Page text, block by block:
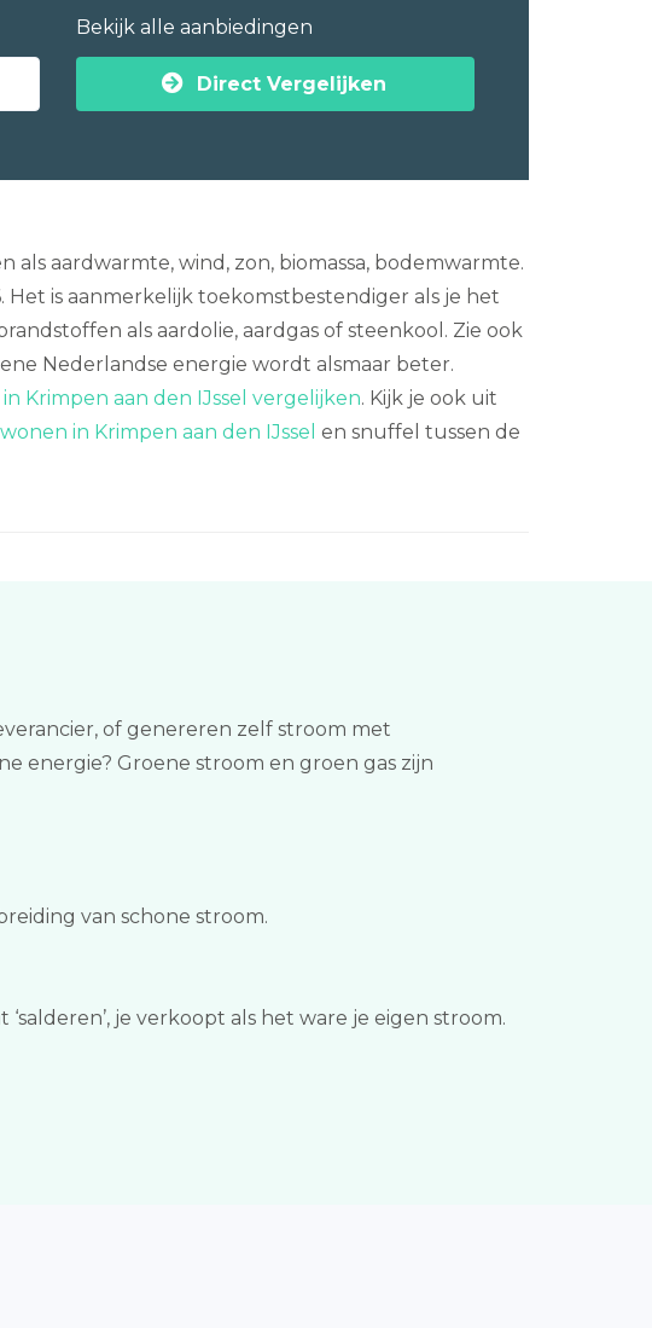
Bekijk alle aanbiedingen
Direct Vergelijken
aardwarmte, wind, zon, biomassa, bodemwarmte.
Het is aanmerkelijk toekomstbestendiger als je het
als aardolie, aardgas of steenkool. Zie ook
Nederlandse energie wordt alsmaar beter.
Krimpen aan den IJssel vergelijken. Kijk je ook uit
in Krimpen aan den IJssel en snuffel tussen de
of genereren zelf stroom met
energie? Groene stroom en groen gas zijn
van schone stroom.
je verkoopt als het ware je eigen stroom.